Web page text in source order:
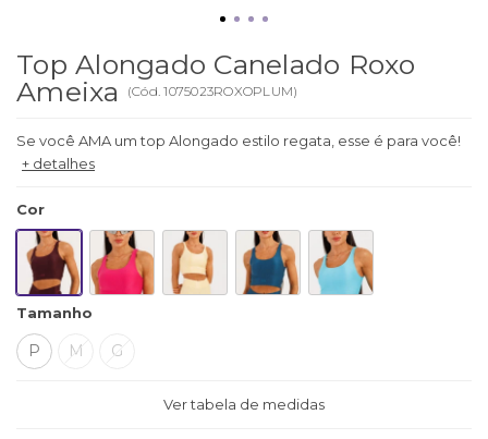
Top Alongado Canelado Roxo
Ameixa
(Cód.1075023ROXOPLUM)
Se você AMA um top Alongado estilo regata, esse é para você!
+ detalhes
Cor
Tamanho
P M G
Ver tabela de medidas